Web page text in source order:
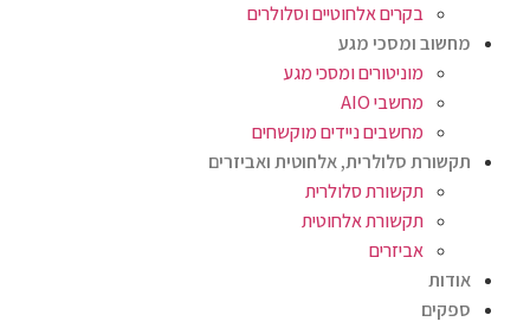
בקרים אלחוטיים וסלולרים
מחשוב ומסכי מגע
מוניטורים ומסכי מגע
מחשבי AIO
מחשבים ניידים מוקשחים
תקשורת סלולרית, אלחוטית ואביזרים
תקשורת סלולרית
תקשורת אלחוטית
אביזרים
אודות
ספקים